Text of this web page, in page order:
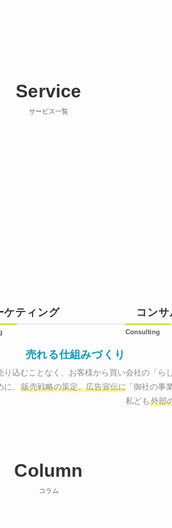
Service
サービス一覧
納品する。
ンのゴールでしょうか。
様のサービスを適した場所へ届けるために、
ケティング
売れる仕組みづくり
り込むことなく、お客様から買いたくなる状
、
販売戦略の策定、広告宣伝に効果検証ま
コン
Consulting
会社の「ら
「御社の事
私ども 外部
Column
コラム